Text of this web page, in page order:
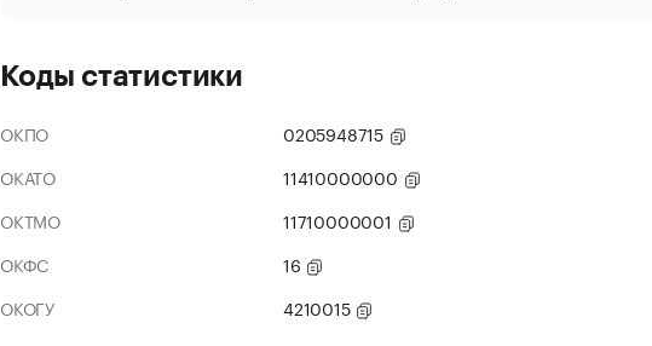
Коды статистики
ОКПО
0205948715
ОКАТО
11410000000
ОКТМО
11710000001
ОКФС
16
ОКОГУ
4210015